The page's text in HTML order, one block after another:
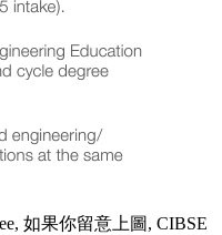
如果你留意上圖, CIBSE